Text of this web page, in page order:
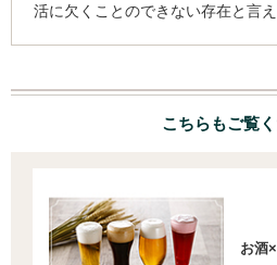
活に欠くことのできない存在と言え
こちらもご覧
お酒